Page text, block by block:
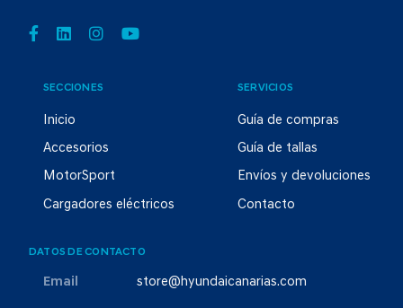
SECCIONES
Inicio
Accesorios
MotorSport
Cargadores eléctricos
SERVICIOS
Guía de compras
Guía de tallas
Envíos y devoluciones
Contacto
DATOS DE CONTACTO
Email store@hyundaicanarias.com